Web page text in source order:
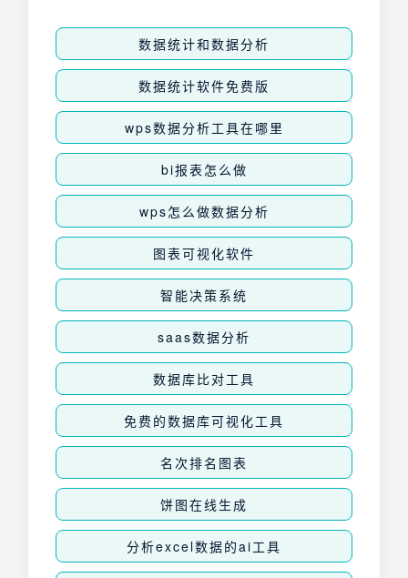
数据统计和数据分析
数据统计软件免费版
wps数据分析工具在哪里
bi报表怎么做
wps怎么做数据分析
图表可视化软件
智能决策系统
saas数据分析
数据库比对工具
免费的数据库可视化工具
名次排名图表
饼图在线生成
分析excel数据的ai工具